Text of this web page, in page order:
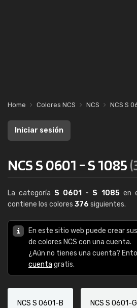
Home Colores NCS NCS NCS S
Iniciar sesión
NCS S 0601 - S 1085
La categoría S 0601 - S 1085en
contiene los colores 376 siguientes.
En este sitio web puede crear
de colores NCS con una cuenta.
¿Aún no tienes una cuenta?
cuenta gratis.
NCS S 0601-B NCS S 0601-G